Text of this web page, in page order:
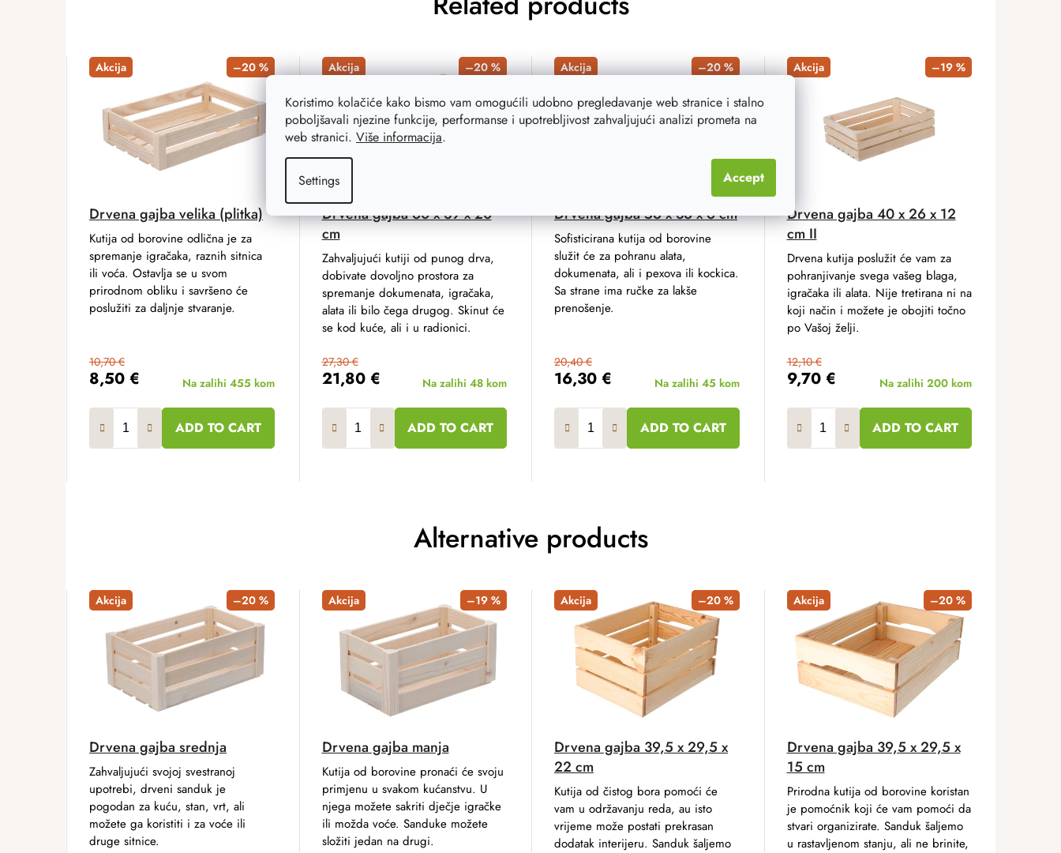
Koristimo kolačiće kako bismo vam omogućili udobno pregledavanje web stranice i stalno
poboljšavali njezine funkcije, performanse i upotrebljivost zahvaljujući analizi prometa na
web stranici. Više informacija.
Settings Accept
Akcija –20 %
Drvena gajba velika (plitka)
8,50 €
10,70 €
Na zalihi 455 kom
ADD TO CART
Kutija od borovine odlična je za
spremanje igračaka, raznih sitnica
ili voća. Ostavlja se u svom
prirodnom obliku i savršeno će
poslužiti za daljnje stvaranje.
Akcija –20 %
Drvena gajba 60 x 39 x 20
cm
21,80 €
27,30 €
Na zalihi 48 kom
ADD TO CART
Zahvaljujući kutiji od punog drva,
dobivate dovoljno prostora za
spremanje dokumenata, igračaka,
alata ili bilo čega drugog. Skinut će
se kod kuće, ali i u radionici.
Akcija –20 %
Drvena gajba 56 x 36 x 6 cm
16,30 €
20,40 €
Na zalihi 45 kom
ADD TO CART
Sofisticirana kutija od borovine
služit će za pohranu alata,
dokumenata, ali i pexova ili kockica.
Sa strane ima ručke za lakše
prenošenje.
Akcija –19 %
Drvena gajba 40 x 26 x 12
cm II
9,70 €
12,10 €
Na zalihi 200 kom
ADD TO CART
Drvena kutija poslužit će vam za
pohranjivanje svega vašeg blaga,
igračaka ili alata. Nije tretirana ni na
koji način i možete je obojiti točno
po Vašoj želji.
Alternative products
Akcija –20 %
Drvena gajba srednja
Zahvaljujući svojoj svestranoj
upotrebi, drveni sanduk je
pogodan za kuću, stan, vrt, ali
možete ga koristiti i za voće ili
druge sitnice.
Akcija –19 %
Drvena gajba manja
Kutija od borovine pronaći će svoju
primjenu u svakom kućanstvu. U
njega možete sakriti dječje igračke
ili možda voće. Sanduke možete
složiti jedan na drugi.
Akcija –20 %
Drvena gajba 39,5 x 29,5 x
22 cm
Kutija od čistog bora pomoći će
vam u održavanju reda, au isto
vrijeme može postati prekrasan
dodatak interijeru. Sanduk šaljemo
Akcija –20 %
Drvena gajba 39,5 x 29,5 x
15 cm
Prirodna kutija od borovine koristan
je pomoćnik koji će vam pomoći da
stvari organizirate. Sanduk šaljemo
u rastavljenom stanju, ali ne brinite,